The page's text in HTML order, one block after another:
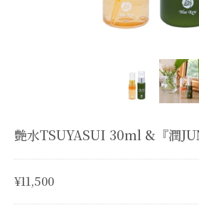
艶水TSUYASUI 30ml &『潤
¥11,500